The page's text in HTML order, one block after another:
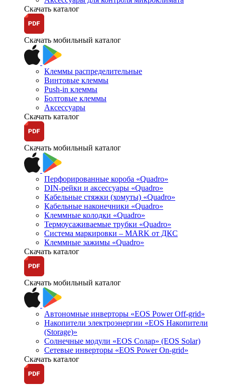
Скачать каталог
Скачать мобильный каталог
Клеммы распределительные
Винтовые клеммы
Push-in клеммы
Болтовые клеммы
Аксессуары
Скачать каталог
Скачать мобильный каталог
Перфорированные короба «Quadro»
DIN-рейки и аксессуары «Quadro»
Кабельные стяжки (хомуты) «Quadro»
Кабельные наконечники «Quadro»
Клеммные колодки «Quadro»
Термоусаживаемые трубки «Quadro»
Система маркировки – MARK от ДКС
Клеммные зажимы «Quadro»
Скачать каталог
Скачать мобильный каталог
Автономные инверторы «EOS Power Off-grid»
Накопители электроэнергии «EOS Накопители
(Storage)»
Солнечные модули «EOS Солар» (EOS Solar)
Сетевые инверторы «EOS Power On-grid»
Скачать каталог